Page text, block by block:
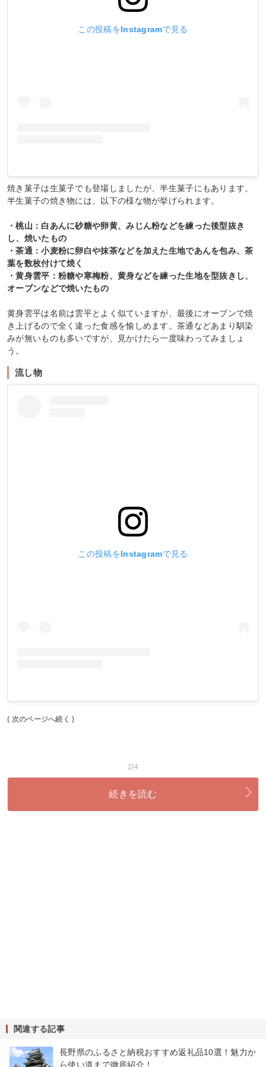
この投稿をInstagramで見る
焼き菓子は生菓子でも登場しましたが、半生菓子にもあります。
半生菓子の焼き物には、以下の様な物が挙げられます。
・桃山：白あんに砂糖や卵黄、みじん粉などを練った後型抜き
し、焼いたもの
・茶通：小麦粉に卵白や抹茶などを加えた生地であんを包み、茶
葉を数枚付けて焼く
・黄身雲平：粉糖や寒梅粉、黄身などを練った生地を型抜きし、
オーブンなどで焼いたもの
黄身雲平は名前は雲平とよく似ていますが、最後にオーブンで焼
き上げるので全く違った食感を愉しめます。茶通などあまり馴染
みが無いものも多いですが、見かけたら一度味わってみましょ
う。
流し物
この投稿をInstagramで見る
( 次のページへ続く )
2/4
続きを読む
関連する記事
長野県のふるさと納税おすすめ返礼品10選！魅力か
ら使い道まで徹底紹介！